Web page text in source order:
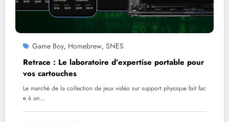
Game Boy, Homebrew, SNES
Retrace : Le laboratoire d’expertise portable pour
vos cartouches
Le marché de la collection de jeux vidéo sur support physique fait fac
e à un…